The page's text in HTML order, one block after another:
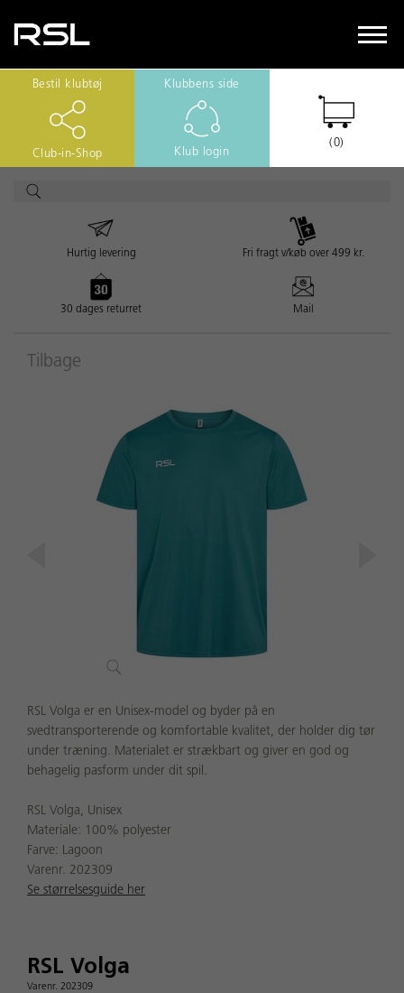
Bestil klubtøj
Club-in-Shop
Klubbens side
Klub login
(0)
Hurtig levering Fri fragt v/køb over 499 kr.
30 dages returret Mail
Tilbage
RSL Volga er en Unisex-model og byder på en
svedtransporterende og komfortable kvalitet, der holder dig tør
under træning. Materialet er strækbart og giver en god og
behagelig pasform under dit spil.
RSL Volga, Unisex
Materiale: 100% polyester
Farve: Lagoon
Varenr. 202309
Se størrelsesguide her
RSL Volga
Varenr. 202309